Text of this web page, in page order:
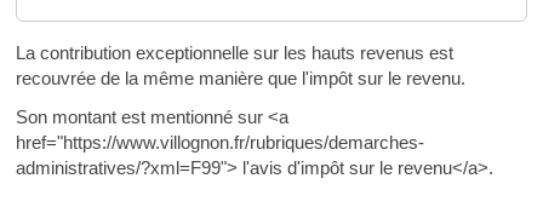
La contribution exceptionnelle sur les hauts revenus est
recouvrée de la même manière que l'impôt sur le revenu.
Son montant est mentionné sur <a
href="https://www.villognon.fr/rubriques/demarches-
administratives/?xml=F99"> l'avis d'impôt sur le revenu</a>.